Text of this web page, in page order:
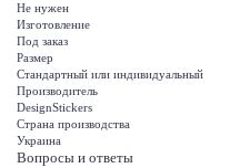
Не нужен
Изготовление
Под заказ
Размер
Стандартный или индивидуальный
Производитель
DesignStickers
Страна производства
Украина
Вопросы и ответы